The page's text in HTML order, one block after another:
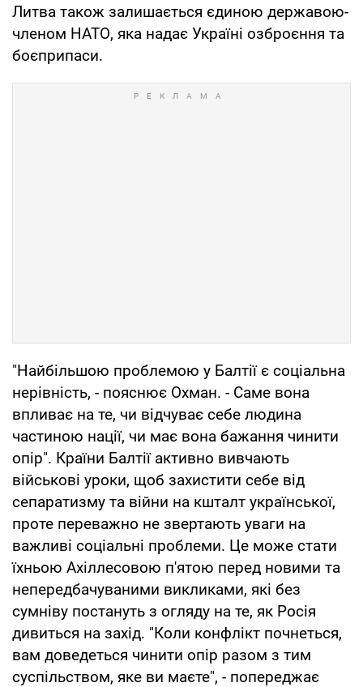
Литва також залишається єдиною державою-
членом НАТО, яка надає Україні озброєння та
боєприпаси.
"Найбільшою проблемою у Балтії є соціальна
нерівність, - пояснює Охман. - Саме вона
впливає на те, чи відчуває себе людина
частиною нації, чи має вона бажання чинити
опір". Країни Балтії активно вивчають
військові уроки, щоб захистити себе від
сепаратизму та війни на кшталт української,
проте переважно не звертають уваги на
важливі соціальні проблеми. Це може стати
їхньою Ахіллесовою п'ятою перед новими та
непередбачуваними викликами, які без
сумніву постануть з огляду на те, як Росія
дивиться на захід. "Коли конфлікт почнеться,
вам доведеться чинити опір разом з тим
суспільством, яке ви маєте", - попереджає